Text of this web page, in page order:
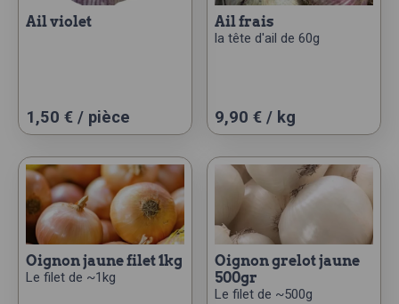
ail violet
1,50 € / pièce
ail frais
la tête d'ail de 60g
9,90 € / kg
oignon jaune filet 1kg
Le filet de ~1kg
oignon grelot jaune
500gr
Le filet de ~500g